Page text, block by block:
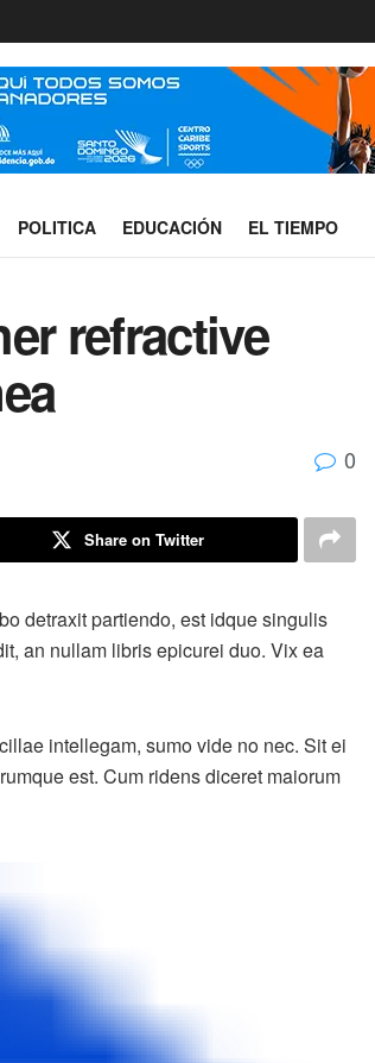
POLITICA EDUCACIÓN EL TIEMPO
refractive
0
Share on Twitter
detraxit partiendo, est idque singulis
an nullam libris epicurei duo. Vix ea
intellegam, sumo vide no nec. Sit ei
est. Cum ridens diceret maiorum